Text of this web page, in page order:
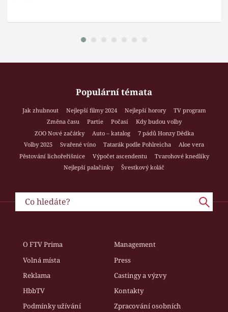
Populární témata
Jak zhubnout Nejlepší filmy 2024 Nejlepší horory
TV program
Změna času
Partie Počasí
Kdy budou volby
ZOO Nové začátky
Auto – katalog
7 pádů Honzy Dědka
Volby 2025
Svařené víno Tatarák podle Pohlreicha
Aloe vera
Pěstování lichořeřišnice
Výpočet ascendentu
Tvarohové knedlíky
Nejlepší palačinky
Švestkový koláč
O FTV Prima
Management
Volná místa
Press
Reklama
Castingy a výzvy
HbbTV
Kontakty
Podmínky užívání
Zpracování osobních